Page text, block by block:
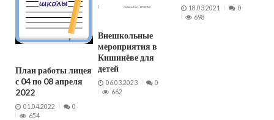
План работы лицея
с 04 по 08 апреля
2022
01.04.2022
0
654
Внешкольные
мероприятия в
Кишинёве для
детей
06.03.2023
0
662
18.03.2021
0
698